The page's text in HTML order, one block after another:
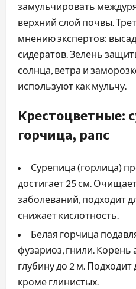
замульчировать
верхний слой почвы.
мнению экспертов:
сидератов. Зелень
солнца, ветра и
используют как мульчу.
Крестоцветные:
горчица, рапс
Сурепица (горлица)
достигает 25 см.
заболеваний, подходит
снижает кислотность.
Белая горчица
фузариоз, гнили. Корень
глубину до 2 м. Подходит
кроме глинистых.